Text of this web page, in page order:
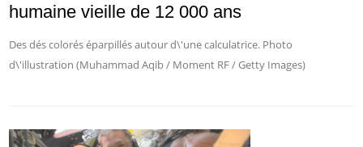
humaine vieille de 12 000 ans
Des dés colorés éparpillés autour d\'une calculatrice. Photo
d\'illustration (Muhammad Aqib / Moment RF / Getty Images)